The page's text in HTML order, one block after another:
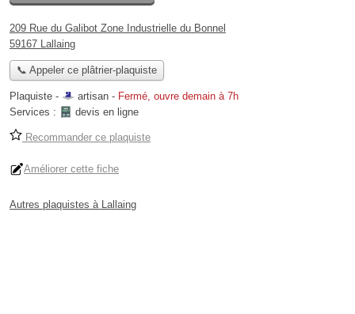
209 Rue du Galibot Zone Industrielle du Bonnel
59167 Lallaing
📞 Appeler ce plâtrier-plaquiste
Plaquiste - artisan - Fermé, ouvre demain à 7h
Services :
devis en ligne
Recommander ce plaquiste
Améliorer cette fiche
Autres plaquistes à Lallaing